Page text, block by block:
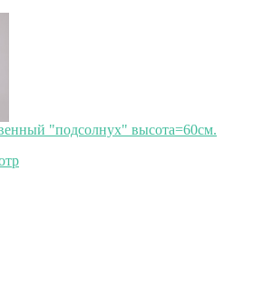
"подсолнух" высота=60см.